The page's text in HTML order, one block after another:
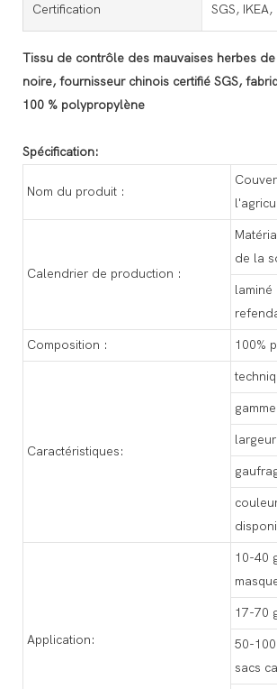
Certification SGS,
Tissu de contrôle des mauvaises herbes
noire, fournisseur chinois certifié SGS,
100 % polypropylène
Spécification:
Nom du produit :
Calendrier de production :
de la
laminé
Composition : 100%
Caractéristiques:
Application:
10-40
17-70
50-
sacs